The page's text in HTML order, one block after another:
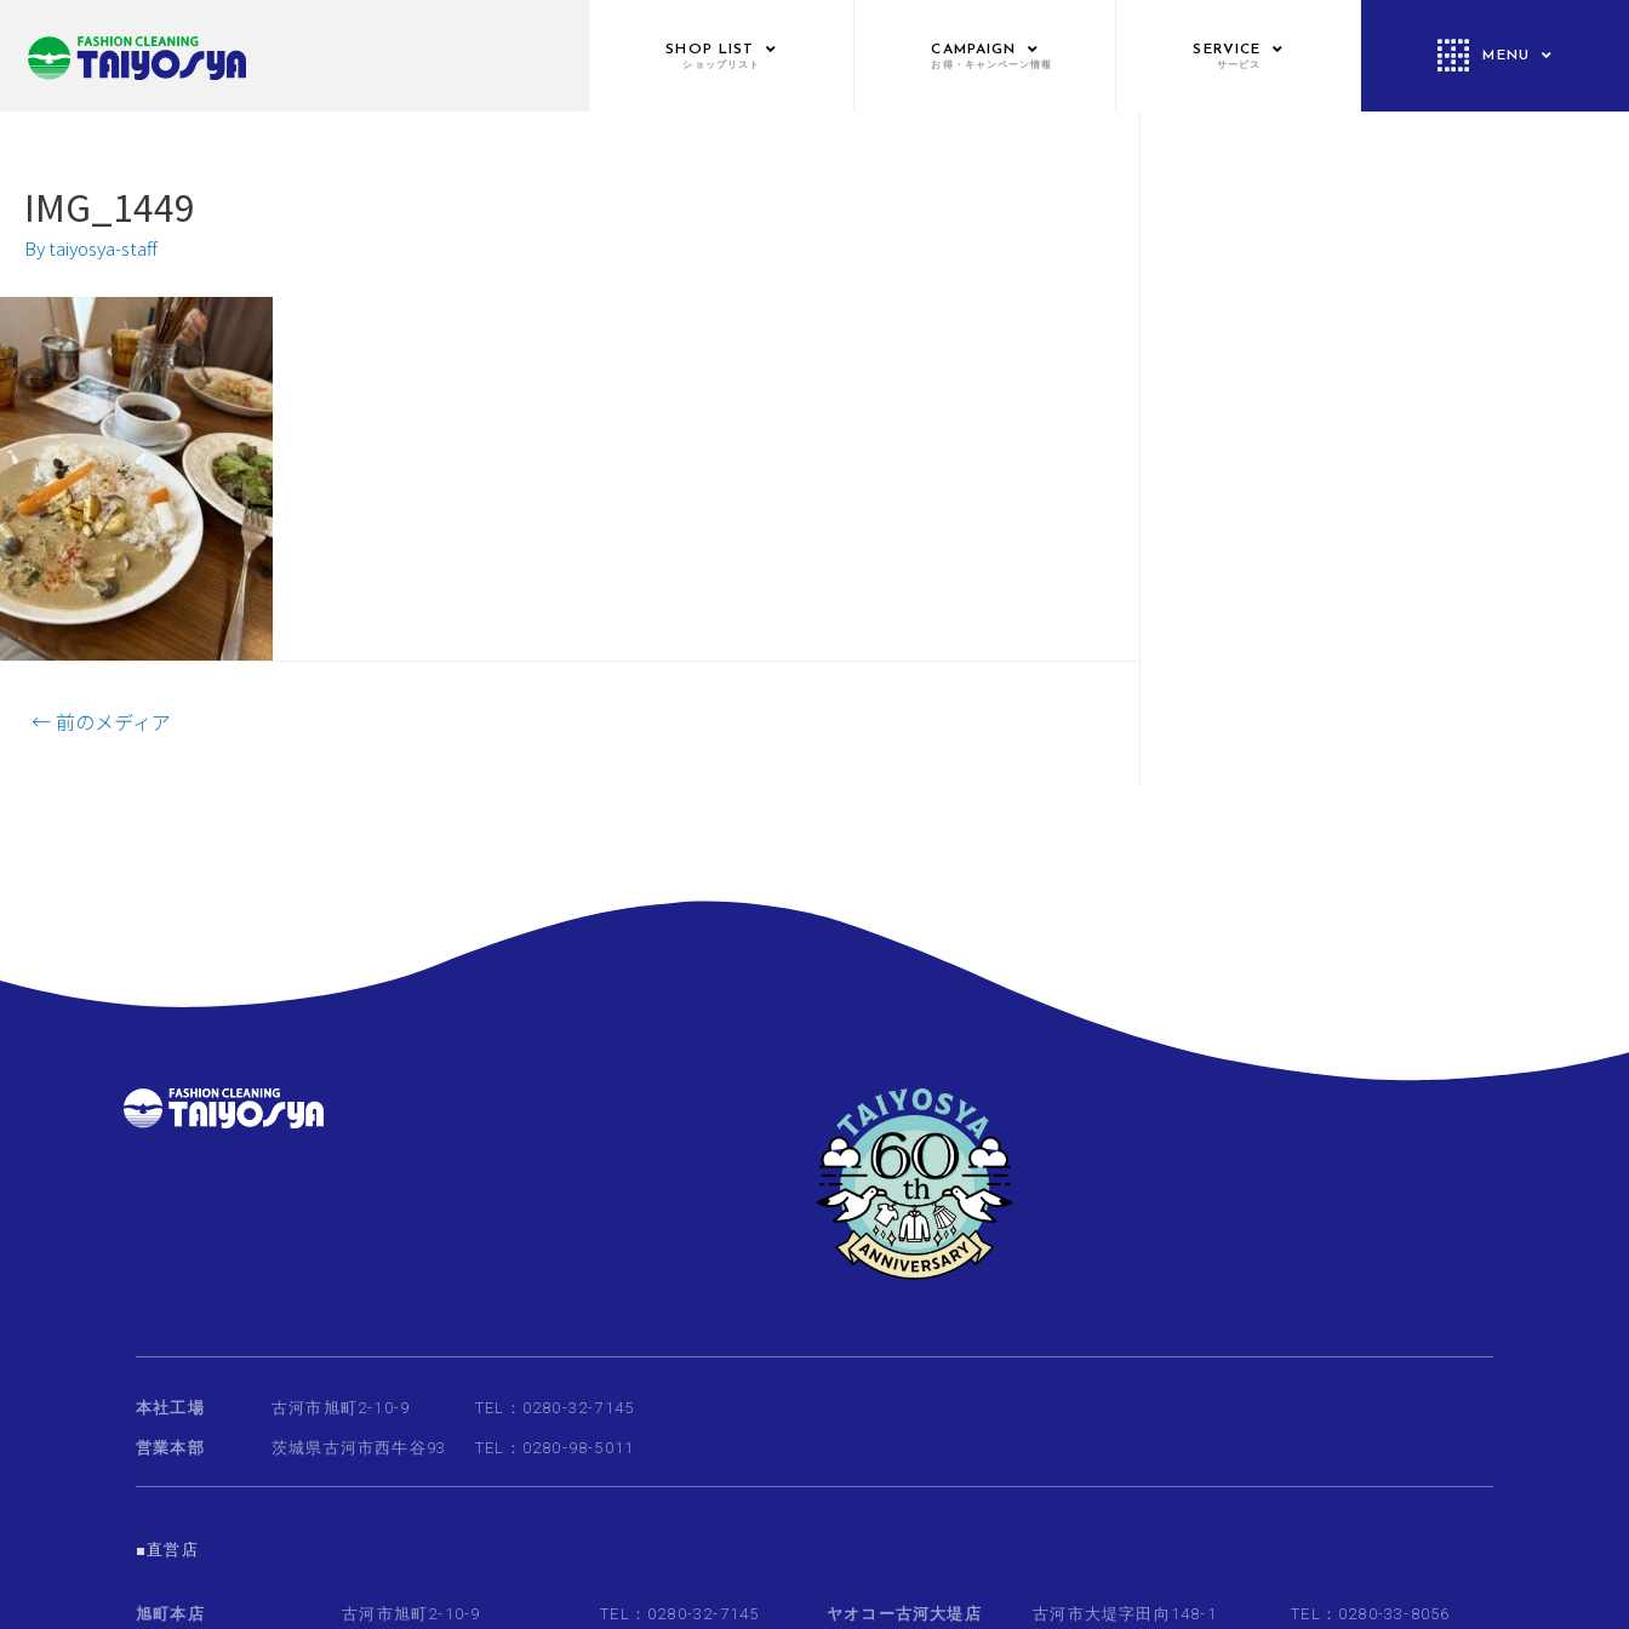
SHOP LIST
ショップリスト
CAMPAIGN
お得・キャンペーン情報
SERVICE
サービス MENU
IMG_1449
Bytaiyosya-staff
←前のメディア
本社工場 古河市旭町2-10-9 TEL：0280-32-7145
営業本部 茨城県古河市西牛谷93 TEL：0280-98-5011
■直営店
旭町本店 古河市旭町2-10-9 TEL：0280-32-7145 ヤオコー古河大堤店 古河市大堤字田向148-1 TEL：0280-33-8056